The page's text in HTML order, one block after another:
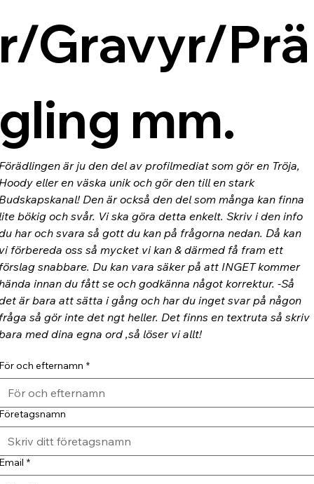
Gravyr/Prä
mm.
är ju den del av profilmediat som gör en Tröja,
eller en väska unik och gör den till en stark
Den är också den del som många kan finna
bökig och svår. Vi ska göra detta enkelt. Skriv i den info
har och svara så gott du kan på frågorna nedan. Då kan
förbereda oss så mycket vi kan & därmed få fram ett
snabbare. Du kan vara säker på att INGET kommer
innan du fått se och godkänna något korrektur. -Så
är bara att sätta i gång och har du inget svar på någon
så gör inte det ngt heller. Det finns en textruta så skriv
med dina egna ord ,så löser vi allt!
och efternamn *
*